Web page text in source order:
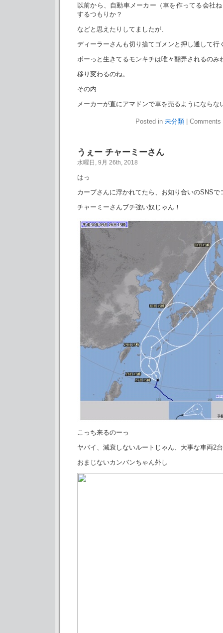
以前から、自動車メーカー（車を作ってる会社
するつもりか？
などと思えたりしてましたが、
ディーラーさんも切り捨てゴメンと押し通して行
ボーっと生きてるモンキチは唯々翻弄されるのみ
移り変わるのね。
その内
メーカーが直にアマドンで車を売るようにならな
Posted in 未分類 Comments
うぇー チャーミーさん
水曜日, 9月 26th, 2018
はっ
カープさんに浮かれてたら、お知り合いのSNSで
チャーミーさんブチ強い奴じゃん！
こっち来るのーっ
ヤバイ、減衰しないルートじゃん、大事な車両2
おまじないカンバンちゃん外し